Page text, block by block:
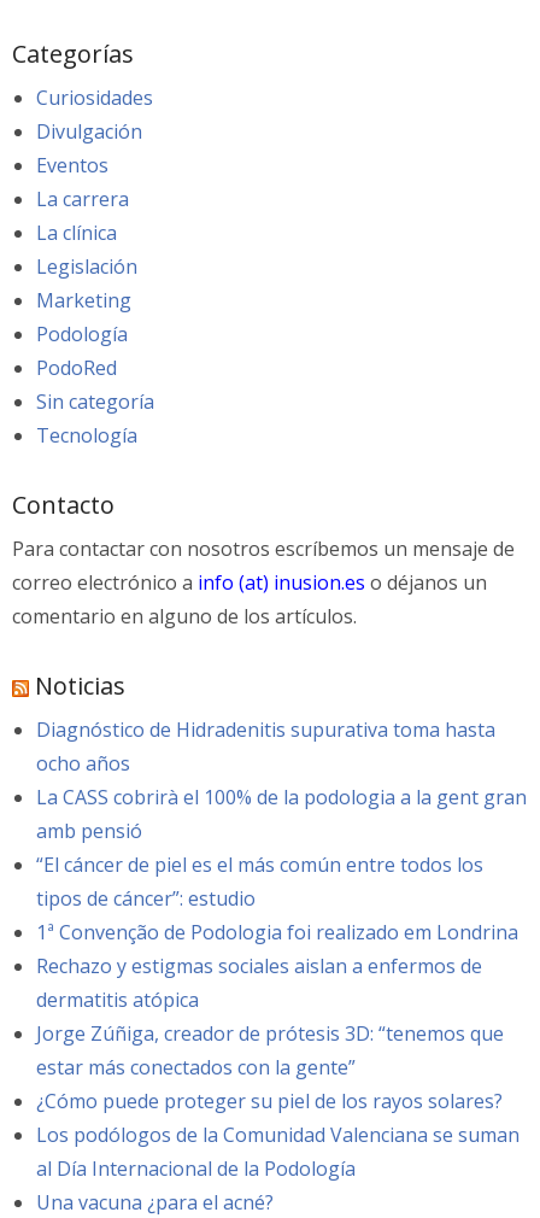
Categorías
Curiosidades
Divulgación
Eventos
La carrera
La clínica
Legislación
Marketing
Podología
PodoRed
Sin categoría
Tecnología
Contacto
Para contactar con nosotros escríbemos un mensaje de
correo electrónico a info (at) inusion.es o déjanos un
comentario en alguno de los artículos.
Noticias
Diagnóstico de Hidradenitis supurativa toma hasta
ocho años
La CASS cobrirà el 100% de la podologia a la gent gran
amb pensió
“El cáncer de piel es el más común entre todos los
tipos de cáncer”: estudio
1ª Convenção de Podologia foi realizado em Londrina
Rechazo y estigmas sociales aislan a enfermos de
dermatitis atópica
Jorge Zúñiga, creador de prótesis 3D: “tenemos que
estar más conectados con la gente”
¿Cómo puede proteger su piel de los rayos solares?
Los podólogos de la Comunidad Valenciana se suman
al Día Internacional de la Podología
Una vacuna ¿para el acné?